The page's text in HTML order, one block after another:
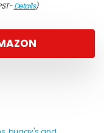
Details)